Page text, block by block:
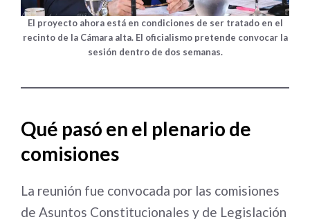
El proyecto ahora está en condiciones de ser tratado en el
recinto de la Cámara alta. El oficialismo pretende convocar la
sesión dentro de dos semanas.
Qué pasó en el plenario de
comisiones
La reunión fue convocada por las comisiones
de Asuntos Constitucionales y de Legislación